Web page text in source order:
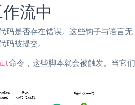
流中
码是否存在错误。这些钩子与语言无
被提交。
命令，这些脚本就会被触发。当它们